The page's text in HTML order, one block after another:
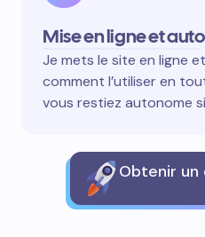
Mise en ligne et
Je mets le site en ligne
comment l’utiliser en
vous restiez autonome
Obtenir un